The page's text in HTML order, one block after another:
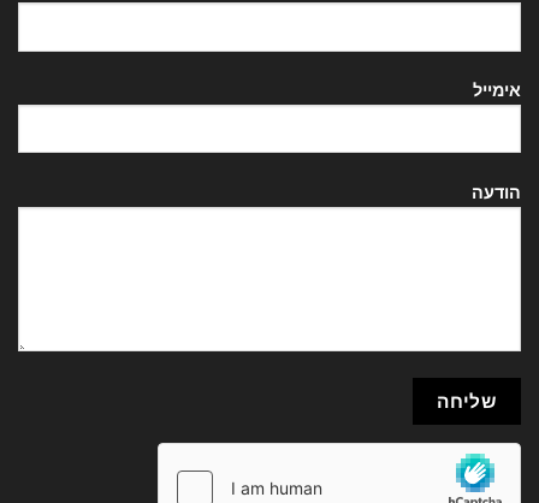
אימייל
הודעה